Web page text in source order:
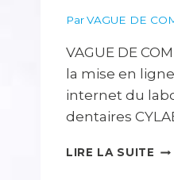
ParVAGUE DE
VAGUE DE
la mise en
internet du
dentaires
LIRE LA SUITE